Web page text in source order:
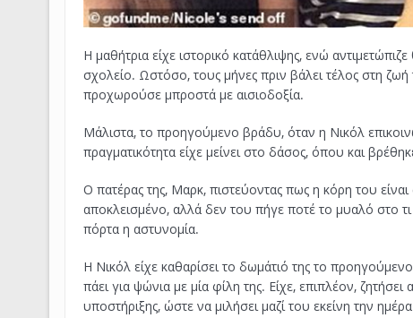
Η μαθήτρια είχε ιστορικό κατάθλιψης, ενώ
σχολείο. Ωστόσο, τους μήνες πριν βάλει τέλος στη
προχωρούσε μπροστά με αισιοδοξία.
Μάλιστα, το προηγούμενο βράδυ, όταν η Νικόλ
πραγματικότητα είχε μείνει στο δάσος, όπου και
Ο πατέρας της, Μαρκ, πιστεύοντας πως η κόρη του είναι
αποκλεισμένο, αλλά δεν του πήγε ποτέ το μυαλό στο
πόρτα η αστυνομία.
Η Νικόλ είχε καθαρίσει το δωμάτιό της το
πάει για ψώνια με μία φίλη της. Είχε, επιπλέον,
υποστήριξης, ώστε να μιλήσει μαζί του εκείνη την